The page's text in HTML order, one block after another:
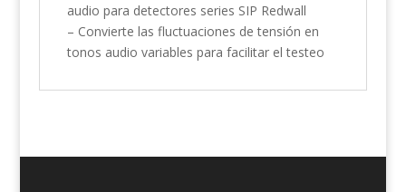
audio para detectores series SIP Redwall
– Convierte las fluctuaciones de tensión en
tonos audio variables para facilitar el testeo